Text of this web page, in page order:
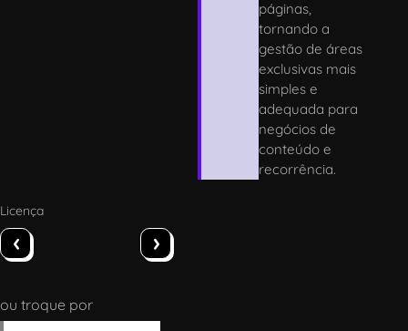
páginas,
tornando a
gestão de áreas
exclusivas mais
simples e
adequada para
negócios de
conteúdo e
recorrência.
Licença
‹ ›
ou troque por